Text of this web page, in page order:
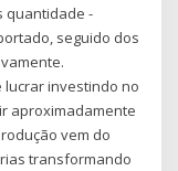
quantidade -
seguido dos
lucrar investindo no
aproximadamente
vem do
transformando